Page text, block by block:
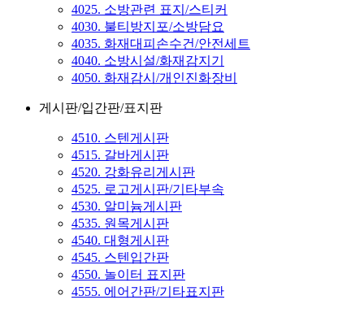
4025. 소방관련 표지/스티커
4030. 불티방지포/소방담요
4035. 화재대피손수건/안전세트
4040. 소방시설/화재감지기
4050. 화재감시/개인진화장비
게시판/입간판/표지판
4510. 스텐게시판
4515. 갈바게시판
4520. 강화유리게시판
4525. 로고게시판/기타부속
4530. 알미늄게시판
4535. 원목게시판
4540. 대형게시판
4545. 스텐입간판
4550. 놀이터 표지판
4555. 에어간판/기타표지판